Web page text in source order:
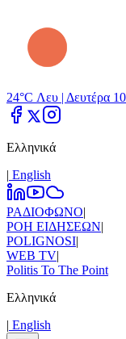
24°C Λευ | Δευτέρα
Ελληνικά
| Εnglish
ΡΑΔΙΟΦΩΝΟ|
ΡΟΗ ΕΙΔΗΣΕΩΝ|
POLIGNOSI|
WEB TV|
Politis To The Point
Ελληνικά
| Εnglish